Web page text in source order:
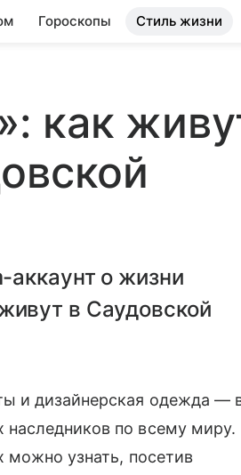
Гороскопы Стиль жизни
как
аккаунт о жизни
в Саудовской
и дизайнерская одежда —
наследников по всему миру.
узнать, посетив